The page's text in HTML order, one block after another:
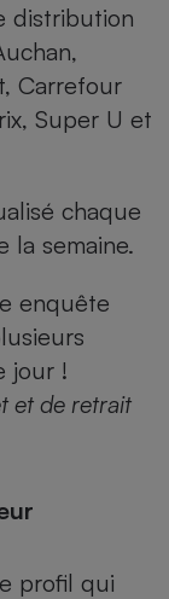
distribution
Carrefour
Super U et
chaque
la semaine.
enquête
jour !
et de retrait
profil qui